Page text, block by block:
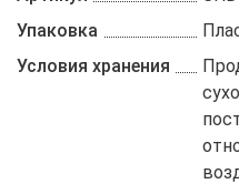
Упаковка
Условия хранения